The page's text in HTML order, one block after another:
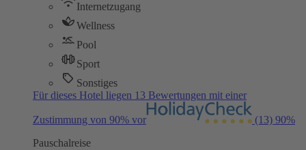
Internetzugang
Wellness
Pool
Sport
Sonstiges
Für dieses Hotel liegen 13 Bewertungen mit einer
Zustimmung von 90% vor (13) 90%
Pauschalreise